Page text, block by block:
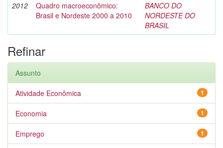
2012
Quadro macroeconômico:
Brasil e Nordeste 2000 a 2010
BANCO DO
NORDESTE DO
BRASIL
Refinar
Assunto
1
Atividade Econômica
1
Economia
1
Emprego